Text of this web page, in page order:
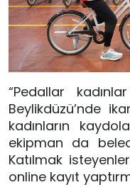
“Pedallar
Beylikdüzü’nde
kadınların
ekipman da
Katılmak
online kayıt